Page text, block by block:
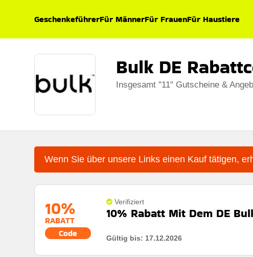
GeschenkeführerFür MännerFür FrauenFür Haustiere
Bulk DE
Insgesamt "11" Gutscheine &
Wenn Sie über unsere Links einen Kauf tätigen,
10%
RABATT
Code
Verifiziert
10% Rabatt Mit Dem DE
Gültig bis: 17.12.2026